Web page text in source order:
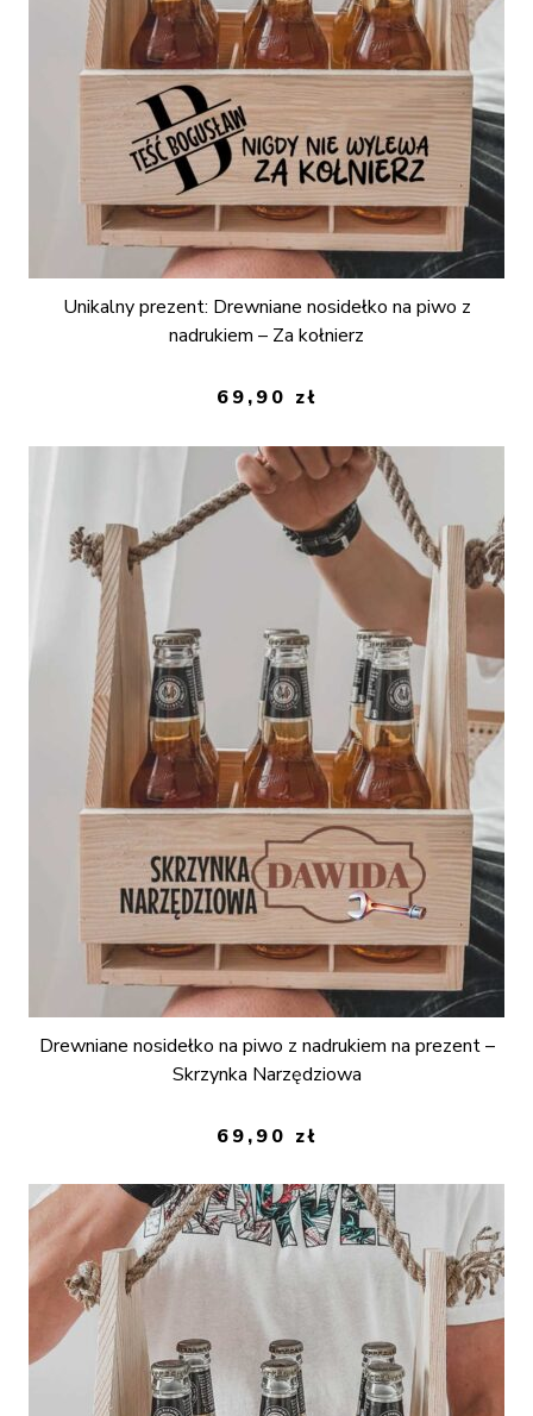
Unikalny prezent: Drewniane nosidełko na piwo z
nadrukiem – Za kołnierz
69,90 zł
Drewniane nosidełko na piwo z nadrukiem na prezent –
Skrzynka Narzędziowa
69,90 zł